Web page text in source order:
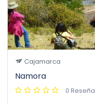
Cajamarca
Namora
0 Reseña